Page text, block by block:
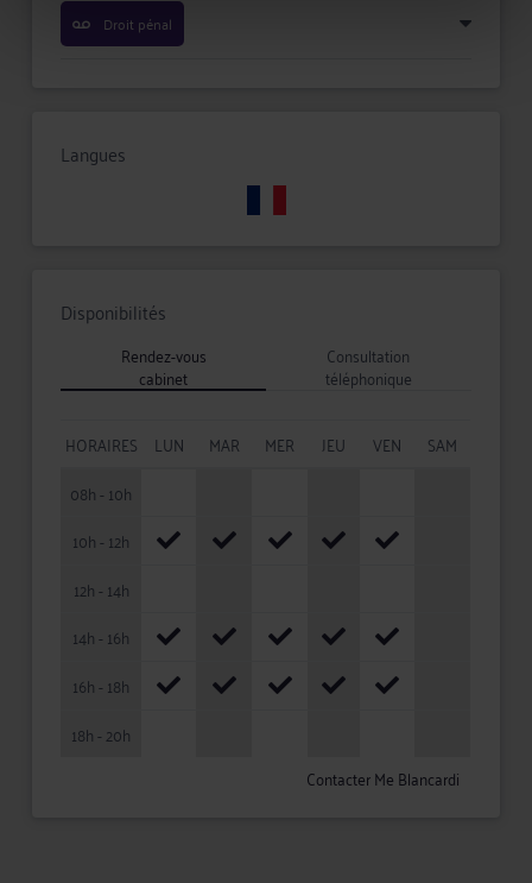
Droit pénal
Langues
Disponibilités
Rendez-vous
cabinet
Consultation
téléphonique
HORAIRES LUN MAR MER JEU VEN
SAM
08h - 10h
10h - 12h
12h - 14h
14h - 16h
16h - 18h
18h - 20h
Contacter Me Blancardi